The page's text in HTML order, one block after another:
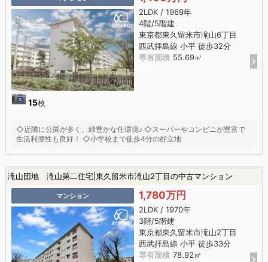
15枚
2LDK / 1969年
4階/5階建
東京都東久留米市滝山6丁目
西武拝島線 小平 徒歩32分
専有面積 55.69㎡
◇近隣に公園が多く、緑豊かな住環境♪ ◇スーパーやコンビニが豊富で
生活利便性も良好！ ◇小学校まで徒歩4分の好立地
滝山団地 滝山第二住宅|東久留米市滝山2丁目の中古マンション
マンション 1,780万円
2LDK / 1970年
3階/5階建
東京都東久留米市滝山2丁目
西武拝島線 小平 徒歩33分
専有面積 78.92㎡